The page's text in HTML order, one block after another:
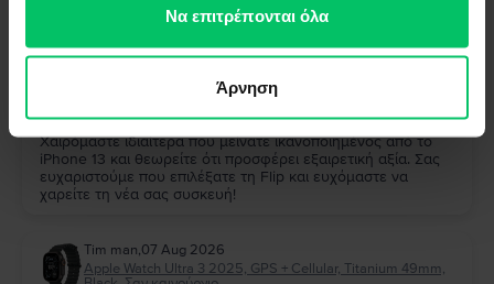
των υπηρεσιών τους.Να επιτρέπονται όλα
Άρνηση
Παρα πολυ καλο και αξιζει
Απάντηση από τη Flip
Σας ευχαριστούμε πολύ για την αξιολόγησή σας!
Χαιρόμαστε ιδιαίτερα που μείνατε ικανοποιημένος από το
iPhone 13 και θεωρείτε ότι προσφέρει εξαιρετική αξία. Σας
ευχαριστούμε που επιλέξατε τη Flip και ευχόμαστε να
χαρείτε τη νέα σας συσκευή!
Tim man,07 Aug 2026
Apple Watch Ultra 3 2025, GPS + Cellular, Titanium 49mm,